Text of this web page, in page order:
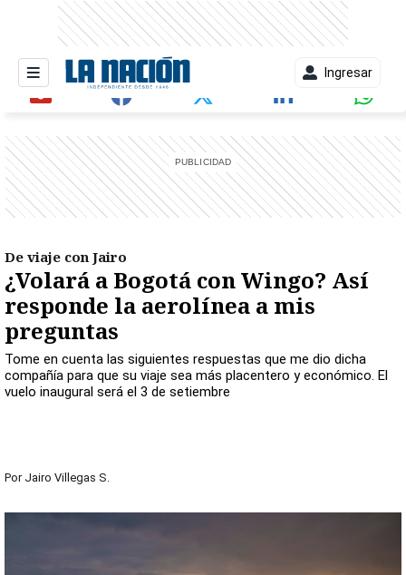
Ingresar
De viaje con Jairo
¿Volará a Bogotá con Wingo? Así
responde la aerolínea a mis
preguntas
Tome en cuenta las siguientes respuestas que me dio dicha
compañía para que su viaje sea más placentero y económico. El
vuelo inaugural será el 3 de setiembre
Por Jairo Villegas S.